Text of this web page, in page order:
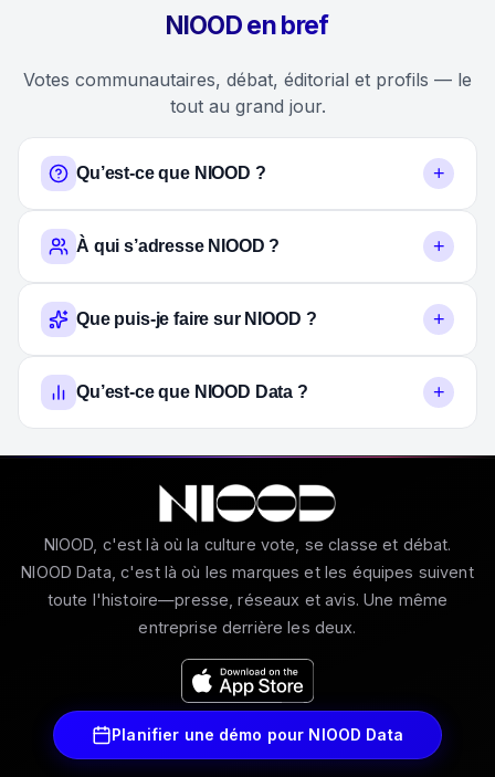
NIOOD en bref
Votes communautaires, débat, éditorial et profils — le
tout au grand jour.
Qu’est-ce que NIOOD ? +
À qui s’adresse NIOOD ? +
Que puis-je faire sur NIOOD ? +
Qu’est-ce que NIOOD Data ? +
NIOOD, c'est là où la culture vote, se classe et débat.
NIOOD Data, c'est là où les marques et les équipes suivent
toute l'histoire—presse, réseaux et avis. Une même
entreprise derrière les deux.
Planifier une démo pour NIOOD Data